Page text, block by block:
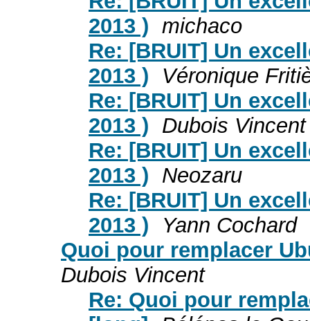
2013 ) michaco
Re: [BRUIT] Un
2013 )
Véronique
Re: [BRUIT] Un
2013 ) Dubois Vincent
Re: [BRUIT] Un
2013 ) Neozaru
Re: [BRUIT] Un
2013 )
Yann Cochard
Quoi pour remplacer
Dubois Vincent
Re: Quoi pour